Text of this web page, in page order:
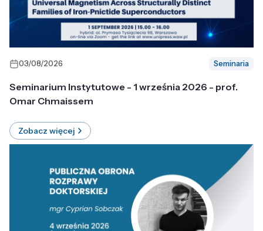
03/08/2026 Seminaria
Seminarium Instytutowe - 1 września 2026 - prof.
Omar Chmaissem
Zobacz więcej